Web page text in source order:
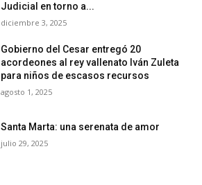
Judicial en torno a...
diciembre 3, 2025
Gobierno del Cesar entregó 20
acordeones al rey vallenato Iván Zuleta
para niños de escasos recursos
agosto 1, 2025
Santa Marta: una serenata de amor
julio 29, 2025